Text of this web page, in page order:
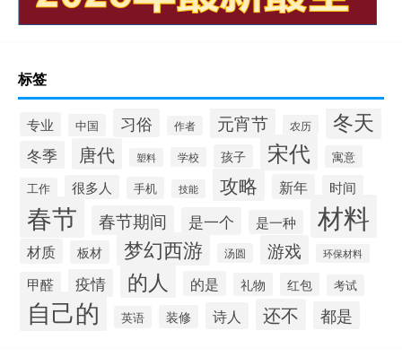
标签
专业 中国 习俗 作者 元宵节 农历 冬天
冬季 唐代 塑料 学校 孩子 宋代 寓意
工作 很多人 手机 技能 攻略 新年 时间
春节 春节期间 是一个 是一种 材料
材质 板材 梦幻西游 汤圆 游戏 环保材料
甲醛 疫情 的人 的是 礼物 红包 考试
自己的 英语 装修 诗人 还不 都是